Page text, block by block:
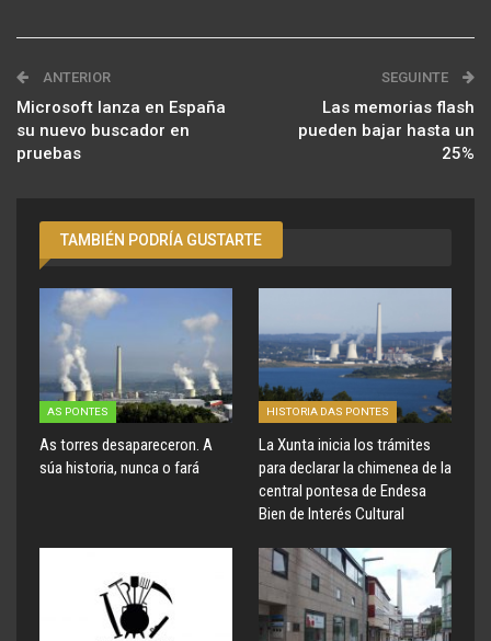
ANTERIOR
Microsoft lanza en España
su nuevo buscador en
pruebas
SEGUINTE
Las memorias flash
pueden bajar hasta un
25%
TAMBIÉN PODRÍA GUSTARTE
AS PONTES
As torres desapareceron. A
súa historia, nunca o fará
HISTORIA DAS PONTES
La Xunta inicia los trámites
para declarar la chimenea de la
central pontesa de Endesa
Bien de Interés Cultural